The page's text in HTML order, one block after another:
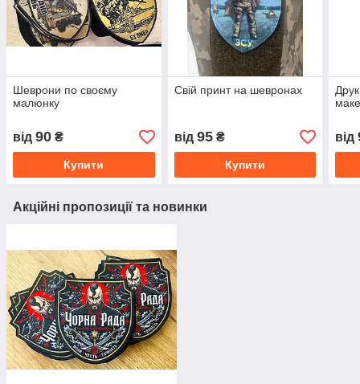
Шеврони по своєму
малюнку
від 90 ₴
Купити
Свій принт на шевронах
від 95₴
Купити
від
Акційні пропозиції та новинки